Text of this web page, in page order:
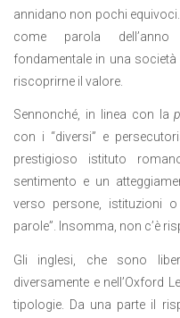
annidano non pochi
come parola dell’anno
fondamentale in una
riscoprirne il valore.
Sennonché, in linea con la
con i “diversi” e
prestigioso istituto
sentimento e un
verso persone, istituzioni
parole”. Insomma, non c’è
Gli inglesi, che sono
diversamente e nell’Oxford
tipologie. Da una parte il